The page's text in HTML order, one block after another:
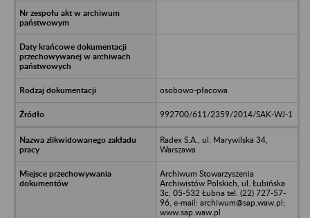
osobowo-płacowa
992700/611/2359/2014/SAK-WJ-1
Radex S.A., ul. Marywilska 34,
Warszawa
Archiwum Stowarzyszenia
Archiwistów Polskich, ul. Łubińska
3c, 05-532 Łubna tel. (22) 727-57-
96, e-mail: archiwum@sap.waw.pl;
www.sap.waw.pl